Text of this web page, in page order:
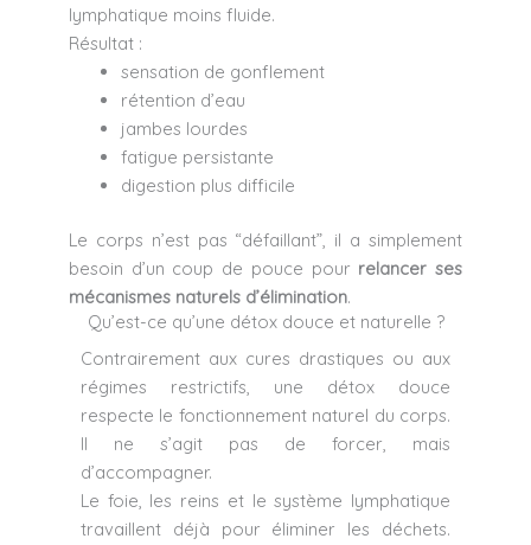
lymphatique moins fluide.
Résultat :
sensation de gonflement
rétention d’eau
jambes lourdes
fatigue persistante
digestion plus difficile
Le corps n’est pas “défaillant”, il a simplement
besoin d’un coup de pouce pour relancer ses
mécanismes naturels d’élimination.
Qu’est-ce qu’une détox douce et naturelle ?
Contrairement aux cures drastiques ou aux
régimes restrictifs, une détox douce
respecte le fonctionnement naturel du corps.
Il ne s’agit pas de forcer, mais
d’accompagner.
Le foie, les reins et le système lymphatique
travaillent déjà pour éliminer les déchets.